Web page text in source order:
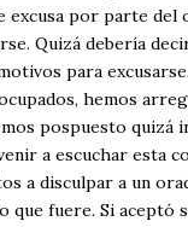
excusa por parte del
Quizá debería
para
hemos
pospuesto quizá
a escuchar esta
a disculpar a un
que fuere. Si aceptó